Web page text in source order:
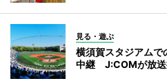
見る・遊ぶ
横須賀スタジアムで
中継 J:COMが放送